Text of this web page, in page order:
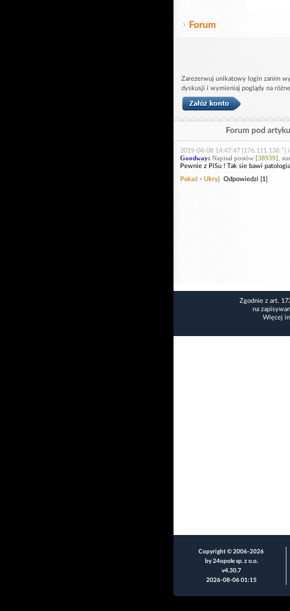
Forum
Zarezerwuj unikatowy login zanim
dyskusji i wymieniaj poglądy na
Forum pod
2019-04-08 14:47:47 [176.111.138.*]
Goodway: Napisał postów [38939],
Pewnie z PiSu ! Tak sie bawi
Pokaż - Ukryj Odpowiedzi [1]
Zgodnie z art.
na
Więcej
Copyright © 2006-2026
by 24opole sp. z o.o.
v4.30.7
2026-08-06 01:15